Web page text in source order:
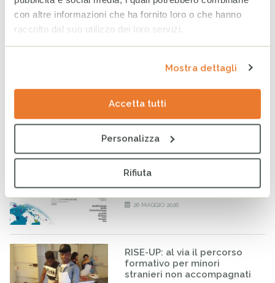
con altre informazioni che ha fornito loro o che hanno
raccolto dal suo utilizzo dei loro servizi.
Mostra dettagli
Accetta tutti
Personalizza
Rifiuta
fatto per bene.
23 GIUGNO 2026
CESVI presenta a Roma la
settima edizione dell’Indice
regionale sul
maltrattamento e la cura
all’infanzia in Italia
8 GIUGNO 2026
CESVI a COOPERA 2026, la
conferenza dedicata alla
cooperazione allo sviluppo
26 MAGGIO 2026
RISE-UP: al via il percorso
formativo per minori
stranieri non accompagnati